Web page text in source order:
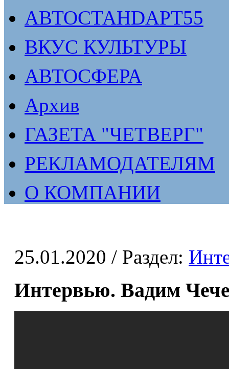
АВТОСТАНDАРТ55
ВКУС КУЛЬТУРЫ
АВТОСФЕРА
Архив
ГАЗЕТА "ЧЕТВЕРГ"
РЕКЛАМОДАТЕЛЯМ
О КОМПАНИИ
25.01.2020 / Раздел:
Интервью. Вадим